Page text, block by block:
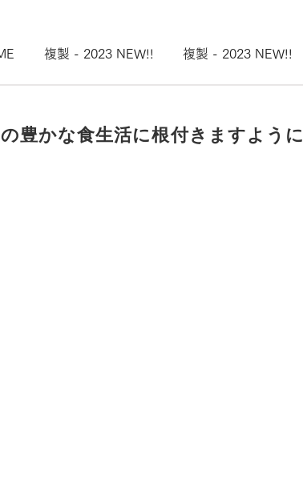
複製 - 2023 NEW!! 複製 - 2023 NEW!!
豊かな食生活に根付きますように